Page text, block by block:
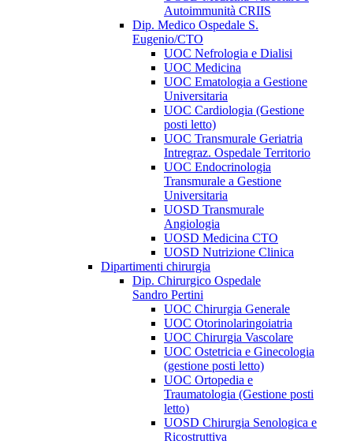
Autoimmunità CRIIS
Dip. Medico Ospedale S.
Eugenio/CTO
UOC Nefrologia e Dialisi
UOC Medicina
UOC Ematologia a Gestione
Universitaria
UOC Cardiologia (Gestione
posti letto)
UOC Transmurale Geriatria
Intregraz. Ospedale Territorio
UOC Endocrinologia
Transmurale a Gestione
Universitaria
UOSD Transmurale
Angiologia
UOSD Medicina CTO
UOSD Nutrizione Clinica
Dipartimenti chirurgia
Dip. Chirurgico Ospedale
Sandro Pertini
UOC Chirurgia Generale
UOC Otorinolaringoiatria
UOC Chirurgia Vascolare
UOC Ostetricia e Ginecologia
(gestione posti letto)
UOC Ortopedia e
Traumatologia (Gestione posti
letto)
UOSD Chirurgia Senologica e
Ricostruttiva